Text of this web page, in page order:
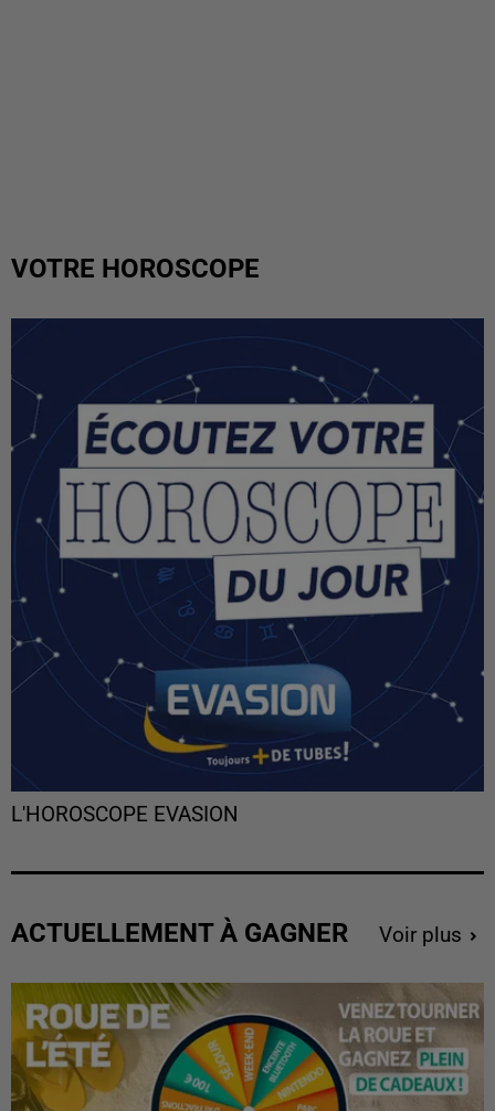
VOTRE HOROSCOPE
L'HOROSCOPE EVASION
ACTUELLEMENT À GAGNER Voir plus